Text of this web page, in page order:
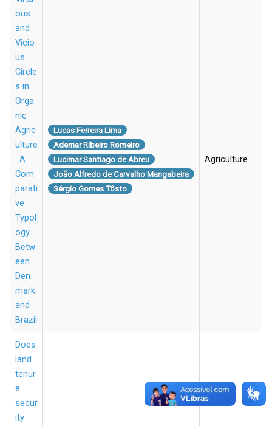
ous
and
Vicio
us
Circle
s in
Orga
nic
Agric
ulture
: A
Com
parati
ve
Typol
ogy
Betw
een
Den
mark
and
Brazil
Lucas Ferreira Lima
Ademar Ribeiro Romeiro
Lucimar Santiago de Abreu
João Alfredo de Carvalho Mangabeira
Sérgio Gomes Tôsto
Agriculture
Does
land
tenur
e
secur
ity